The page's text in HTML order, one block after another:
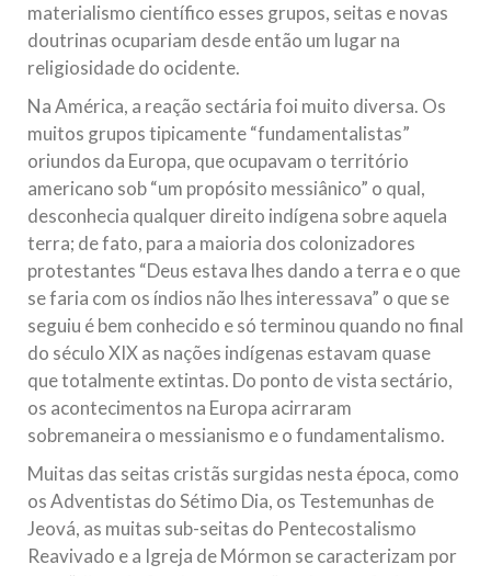
materialismo científico esses grupos, seitas e novas
doutrinas ocupariam desde então um lugar na
religiosidade do ocidente.
Na América, a reação sectária foi muito diversa. Os
muitos grupos tipicamente “fundamentalistas”
oriundos da Europa, que ocupavam o território
americano sob “um propósito messiânico” o qual,
desconhecia qualquer direito indígena sobre aquela
terra; de fato, para a maioria dos colonizadores
protestantes “Deus estava lhes dando a terra e o que
se faria com os índios não lhes interessava” o que se
seguiu é bem conhecido e só terminou quando no final
do século XIX as nações indígenas estavam quase
que totalmente extintas. Do ponto de vista sectário,
os acontecimentos na Europa acirraram
sobremaneira o messianismo e o fundamentalismo.
Muitas das seitas cristãs surgidas nesta época, como
os Adventistas do Sétimo Dia, os Testemunhas de
Jeová, as muitas sub-seitas do Pentecostalismo
Reavivado e a Igreja de Mórmon se caracterizam por